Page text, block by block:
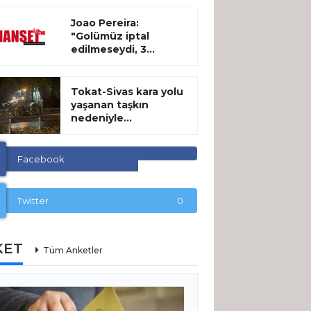
Joao Pereira:
"Golümüz iptal
edilmeseydi, 3...
Tokat-Sivas kara yolu
yaşanan taşkın
nedeniyle...
Facebook
Twitter 0
Tüm Anketler